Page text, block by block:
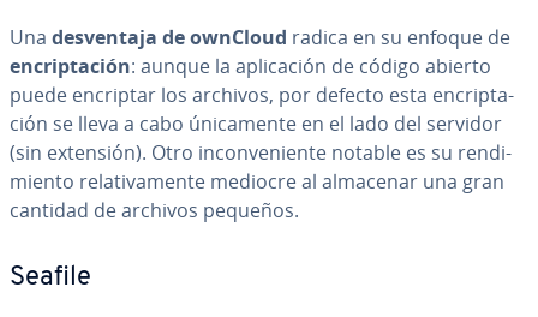
Una de­s­ve­n­ta­ja de ownCloud radica en su enfoque de
en­cri­p­ta­ción: aunque la apli­ca­ción de código abierto
puede encriptar los archivos, por defecto esta en­cri­p­ta­
ción se lleva a cabo úni­ca­me­n­te en el lado del servidor
(sin extensión). Otro in­co­n­ve­nie­n­te notable es su re­n­di­
mie­n­to re­la­ti­va­me­n­te mediocre al almacenar una gran
cantidad de archivos pequeños.
Seafile